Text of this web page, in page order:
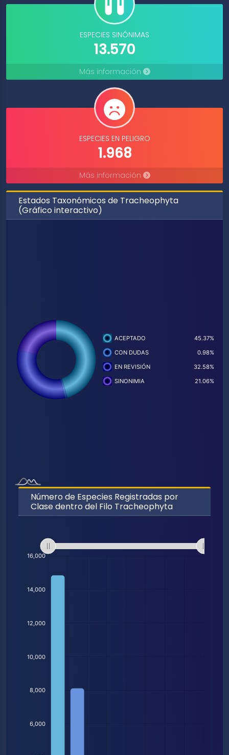
ESPECIES SINÓNIMAS
13.570
Más información
ESPECIES EN PELIGRO
1.968
Más información
Estados Taxonómicos de Tracheophyta
(Gráfico interactivo)
Número de Especies Registradas por
Clase dentro del Filo Tracheophyta